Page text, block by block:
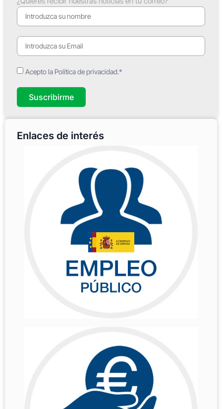
Acepto la Política de privacidad.*
Suscribirme
Enlaces de interés